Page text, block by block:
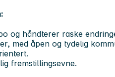
og håndterer raske
med åpen og tydelig
fremstillingsevne.